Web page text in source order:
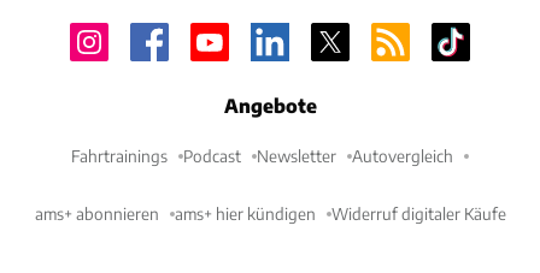
Angebote
Fahrtrainings Podcast Newsletter Autovergleich
ams+ abonnieren ams+ hier kündigen Widerruf digitaler Käufe